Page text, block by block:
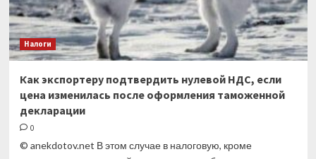
Налоги
Как экспортеру подтвердить нулевой НДС, если
цена изменилась после оформления таможенной
декларации
0
© anekdotov.net В этом случае в налоговую, кроме